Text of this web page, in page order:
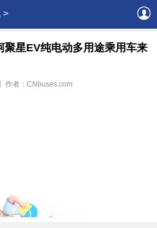
>
聚星EV纯电动多用途乘用车来
作者：CNbuses.com